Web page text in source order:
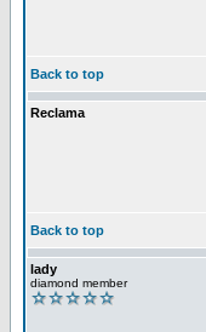
Back to top
Reclama
Back to top
lady
diamond member